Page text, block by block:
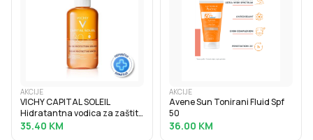
AKCIJE
VICHY CAPITAL SOLEIL
Hidratantna vodica za zaštitu
od sunca za naglašen ten
35.40 KM
AKCIJE
Avene Sun Tonirani Fluid Spf
50
36.00 KM